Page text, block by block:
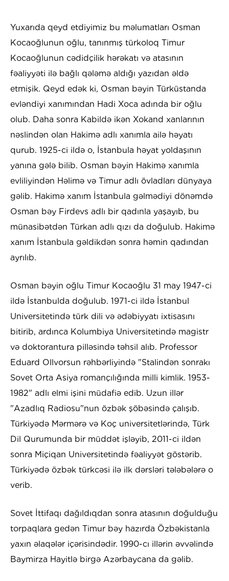
Yuxarıda qeyd etdiyimiz bu məlumatları Osman
Kocaoğlunun oğlu, tanınmış türkoloq Timur
Kocaoğlunun cədidçilik hərəkatı və atasının
fəaliyyəti ilə bağlı qələmə aldığı yazıdan əldə
etmişik. Qeyd edək ki, Osman bəyin Türküstanda
evləndiyi xanımından Hadi Xoca adında bir oğlu
olub. Daha sonra Kabildə ikən Xokand xanlarının
nəslindən olan Hakimə adlı xanımla ailə həyatı
qurub. 1925-ci ildə o, İstanbula həyat yoldaşının
yanına gələ bilib. Osman bəyin Hakimə xanımla
evliliyindən Həlimə və Timur adlı övladları dünyaya
gəlib. Hakimə xanım İstanbula gəlmədiyi dönəmdə
Osman bəy Firdevs adlı bir qadınla yaşayıb, bu
münasibətdən Türkan adlı qızı da doğulub. Hakimə
xanım İstanbula gəldikdən sonra həmin qadından
ayrılıb.
Osman bəyin oğlu Timur Kocaoğlu 31 may 1947-ci
ildə İstanbulda doğulub. 1971-ci ildə İstanbul
Universitetində türk dili və ədəbiyyatı ixtisasını
bitirib, ardınca Kolumbiya Universitetində magistr
və doktorantura pilləsində təhsil alıb. Professor
Eduard Ollvorsun rəhbərliyində "Stalindən sonrakı
Sovet Orta Asiya romançılığında milli kimlik. 1953-
1982" adlı elmi işini müdafiə edib. Uzun illər
"Azadlıq Radiosu"nun özbək şöbəsində çalışıb.
Türkiyədə Mərmərə və Koç universitetlərində, Türk
Dil Qurumunda bir müddət işləyib, 2011-ci ildən
sonra Miçiqan Universitetində fəaliyyət göstərib.
Türkiyədə özbək türkcəsi ilə ilk dərsləri tələbələrə o
verib.
Sovet İttifaqı dağıldıqdan sonra atasının doğulduğu
torpaqlara gedən Timur bəy hazırda Özbəkistanla
yaxın əlaqələr içərisindədir. 1990-cı illərin əvvəlində
Baymirza Hayitlə birgə Azərbaycana da gəlib.